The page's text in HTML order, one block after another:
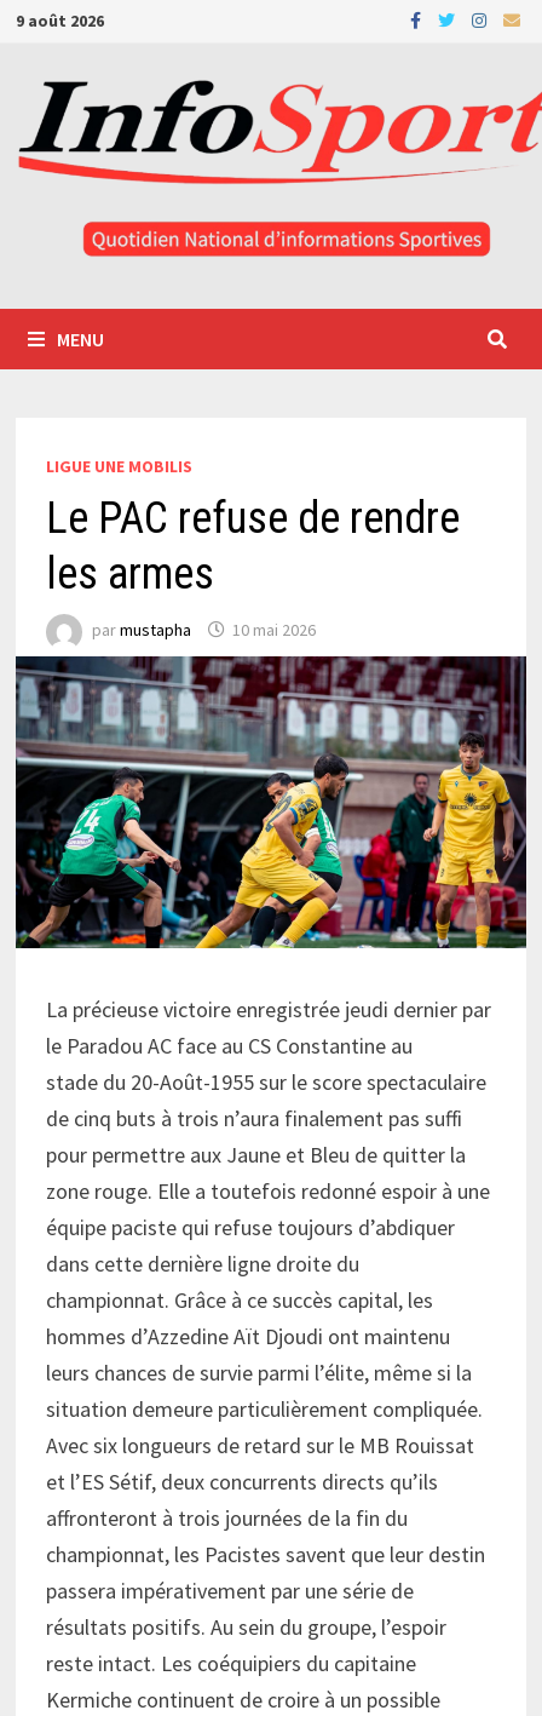
Passer
contenu
9 août 2026
MENU
LIGUE UNE MOBILIS
Le PAC refuse de rendre
les armes
parmustapha 10 mai 2026
La précieuse victoire enregistrée jeudi dernier par
le Paradou AC face au CS Constantine au
stade du 20-Août-1955 sur le score spectaculaire
de cinq buts à trois n’aura finalement pas suffi
pour permettre aux Jaune et Bleu de quitter la
zone rouge. Elle a toutefois redonné espoir à une
équipe paciste qui refuse toujours d’abdiquer
dans cette dernière ligne droite du
championnat. Grâce à ce succès capital, les
hommes d’Azzedine Aït Djoudi ont maintenu
leurs chances de survie parmi l’élite, même si la
situation demeure particulièrement compliquée.
Avec six longueurs de retard sur le MB Rouissat
et l’ES Sétif, deux concurrents directs qu’ils
affronteront à trois journées de la fin du
championnat, les Pacistes savent que leur destin
passera impérativement par une série de
résultats positifs. Au sein du groupe, l’espoir
reste intact. Les coéquipiers du capitaine
Kermiche continuent de croire à un possible